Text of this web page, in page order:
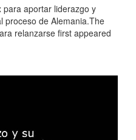
para aportar liderazgo y
proceso de Alemania.The
relanzarse first appeared